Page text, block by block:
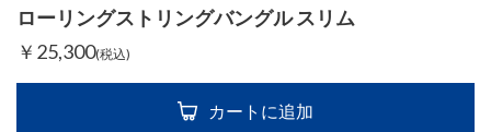
ローリングストリングバングル スリム
￥25,300(税込)
カートに追加